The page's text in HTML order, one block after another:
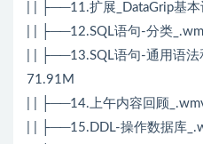
| | ├──11.扩展_DataGrip基
| | ├──12.SQL语句-分类
| | ├──13.SQL语句-通用语
71.91M
| | ├──14.上午内容回顾
| | ├──15.DDL-操作数据库